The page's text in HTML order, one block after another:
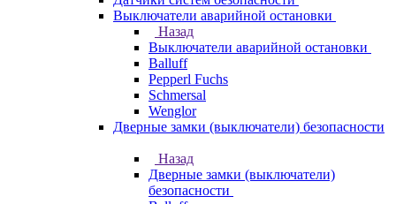
Выключатели аварийной остановки
Назад
Выключатели аварийной остановки
Balluff
Pepperl Fuchs
Schmersal
Wenglor
Дверные замки (выключатели) безопасности
Назад
Дверные замки (выключатели)
безопасности